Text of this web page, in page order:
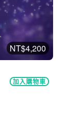
NT$4,200
加入購物車